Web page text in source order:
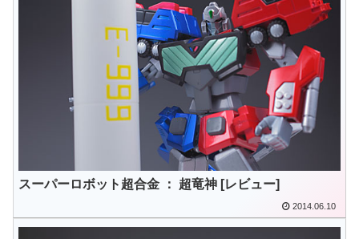
スーパーロボット超合金 ： 超竜神 [レビュー]
2014.06.10